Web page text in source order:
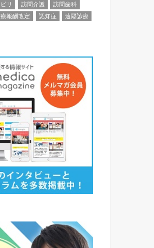
リ 訪問介護
訪問歯科
報酬改定 認知症
遠隔診療